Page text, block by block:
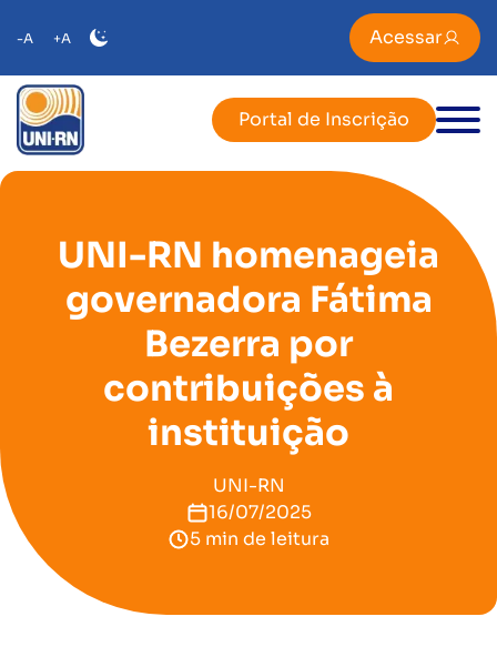
-A +A Acessar
Portal de Inscrição
UNI-RN homenageia
governadora Fátima
Bezerra por
contribuições à
instituição
UNI-RN
16/07/2025
5 min de leitura